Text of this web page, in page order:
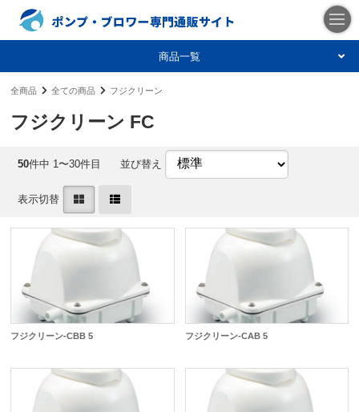
商品一覧
全商品 全ての商品 フジクリーン
フジクリーン FC
50件中 1〜30件目 並び替え
表示切替
フジクリーン-CBB 5 フジクリーン-CAB 5